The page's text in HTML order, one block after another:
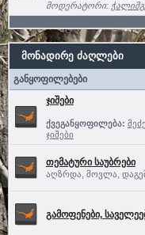
მოდერატორი:
მონადირე ძაღლები
განყოფილებები
ჯიშები
ქვეგანყოფილება:
ჯიშები
თემატური საუბრები
აღზრდა, მოვლა,
გამოფენები,